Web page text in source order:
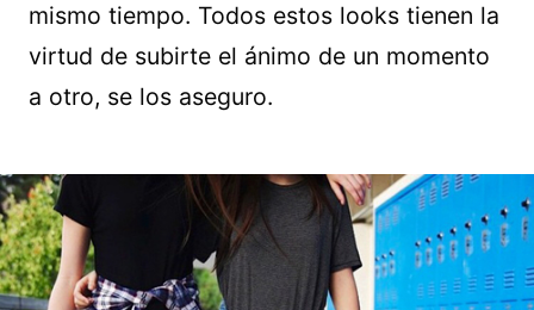
mismo tiempo. Todos estos looks tienen la
virtud de subirte el ánimo de un momento
a otro, se los aseguro.